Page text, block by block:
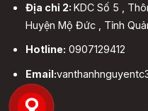
Địa chỉ 2: KDC Số 5 ,
Huyện Mộ Đức , Tỉnh
Hotline: 0907129412
Email: